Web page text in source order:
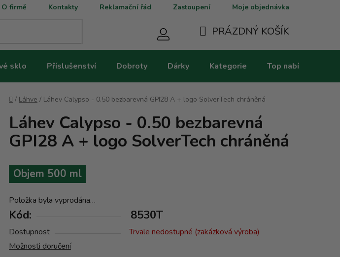
O firmě Kontakty Reklamační řád Zastoupení Moje objednávka
KOŠÍK
PRÁZDNÝ KOŠÍK
sklo Příslušenství Dobroty Dárky Kategorie Top nabídky
Domů
/ Láhve / Láhev Calypso - 0.50 bezbarevná GPI28 A + logo SolverTech chráněná
Láhev Calypso - 0.50 bezbarevná
GPI28 A + logo SolverTech chráněná
Objem 500 ml
Položka byla vyprodána…
Kód: 8530T
Dostupnost
Trvale nedostupné (zakázková výroba)
Možnosti doručení